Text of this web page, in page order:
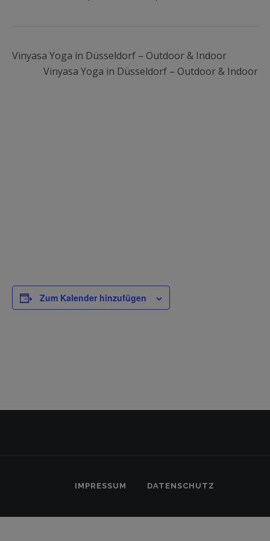
Vinyasa Yoga in Düsseldorf – Outdoor & Indoor
Vinyasa Yoga in Düsseldorf – Outdoor & Indoor
Zum Kalender hinzufügen
IMPRESSUM DATENSCHUTZ